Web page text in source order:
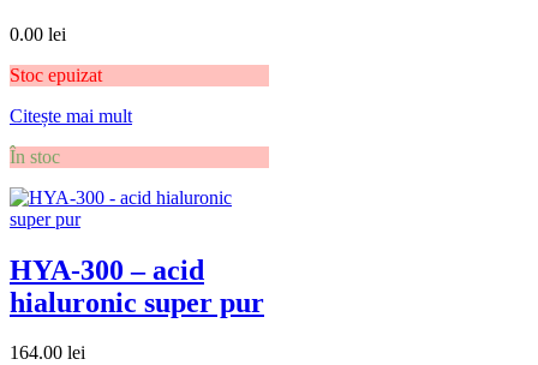
0.00 lei
Stoc epuizat
Citește mai mult
În stoc
HYA-300 – acid
hialuronic super pur
164.00 lei